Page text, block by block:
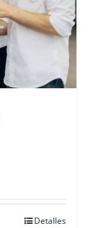
Detalles